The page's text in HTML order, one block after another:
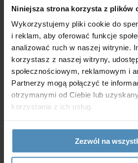
Niniejsza strona korzysta z plików
Wykorzystujemy pliki cookie do
i reklam, aby oferować funkcje
analizować ruch w naszej witrynie.
korzystasz z naszej witryny,
społecznościowym, reklamowym i
Partnerzy mogą połączyć te
otrzymanymi od Ciebie lub
korzystania z ich usług.
Zezwól na
Dodatkowo, dzięki cichej pracy
łatwemu montażowi,
sprawdza się w
gdzie komfort i cisza mają duże
Inwestując w rekuperację
kosmetyczne podnoszą
poprawiają zdrowie i
i klientów, a także optymalizują